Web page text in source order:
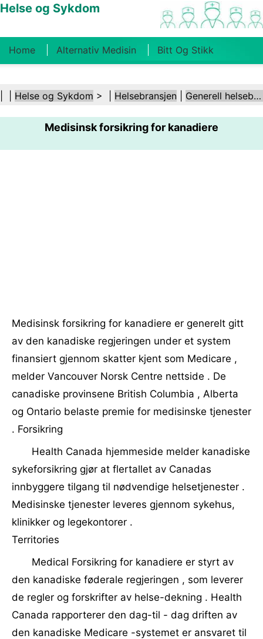
Helse og Sykdom
Home Alternativ Medisin Bitt Og Stikk
Kosthold Og Ernæring Familiehelse
Helsebransjen Psykisk Helse Folkehelse Og
Sikkerhet Kirurgi Og Prosedyrer Helse
Helse og Sykdom > | Helsebransjen Generell helsebransje
Medisinsk forsikring for kanadiere
Medisinsk forsikring for kanadiere er generelt gitt
av den kanadiske regjeringen under et system
finansiert gjennom skatter kjent som Medicare ,
melder Vancouver Norsk Centre nettside . De
canadiske provinsene British Columbia , Alberta
og Ontario belaste premie for medisinske tjenester
. Forsikring
Health Canada hjemmeside melder kanadiske
sykeforsikring gjør at flertallet av Canadas
innbyggere tilgang til nødvendige helsetjenester .
Medisinske tjenester leveres gjennom sykehus,
klinikker og legekontorer .
Territories
Medical Forsikring for kanadiere er styrt av
den kanadiske føderale regjeringen , som leverer
de regler og forskrifter av helse-dekning . Health
Canada rapporterer den dag-til - dag driften av
den kanadiske Medicare -systemet er ansvaret til